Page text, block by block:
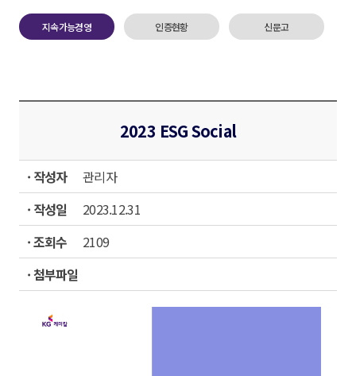
지속가능경영 인증현황 신문고
2023 ESG Social
· 작성자
관리자
· 작성일
2023.12.31
· 조회수
2109
· 첨부파일